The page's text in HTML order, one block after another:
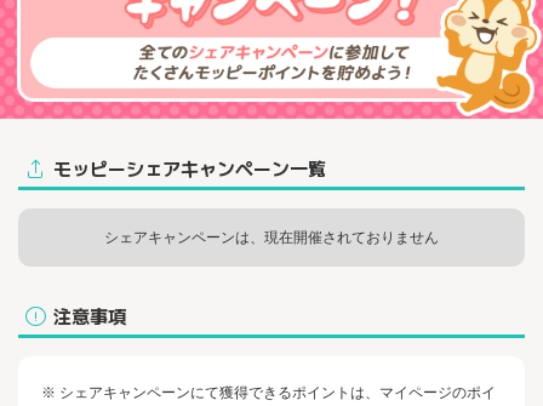
モッピーシェアキャンペーン一覧
シェアキャンペーンは、現在開催されておりません
注意事項
※ シェアキャンペーンにて獲得できるポイントは、マイページのポイ